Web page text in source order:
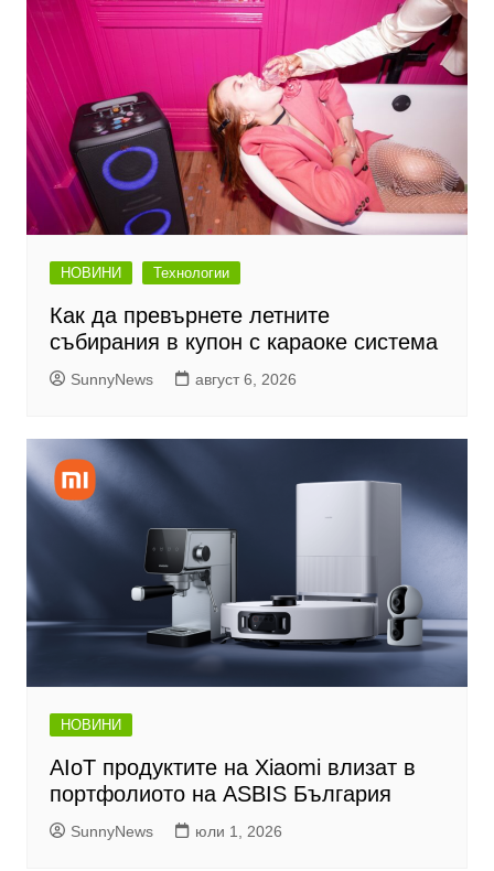
НОВИНИ Технологии
Как да превърнете летните
събирания в купон с караоке система
SunnyNews август 6, 2026
НОВИНИ
AIoT продуктите на Xiaomi влизат в
портфолиото на ASBIS България
SunnyNews юли 1, 2026